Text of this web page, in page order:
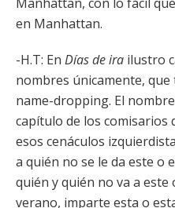
en Manhattan.
-H.T: En Días de ira ilustro
nombres únicamente,
name-dropping. El
capítulo de los comisarios
esos cenáculos
a quién no se le da este o
quién y quién no va a
verano, imparte esta o